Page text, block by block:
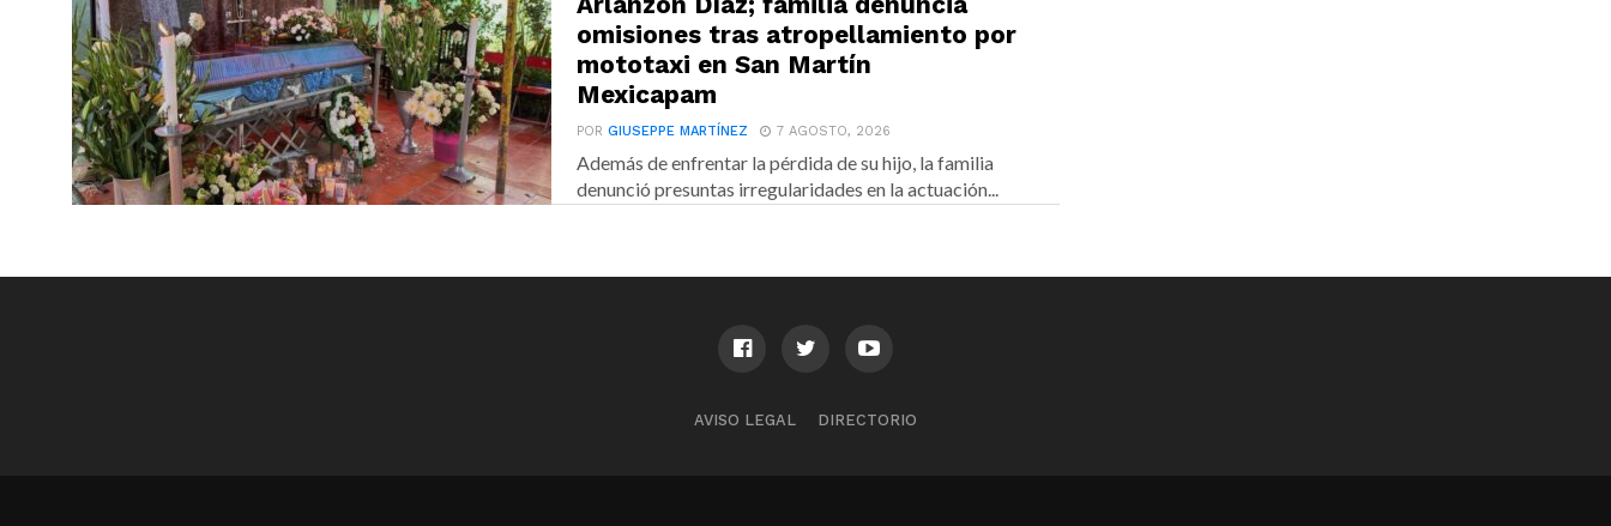
omisiones tras atropellamiento por
mototaxi en San Martín
Mexicapam
PORGIUSEPPE MARTÍNEZ 7 AGOSTO, 2026
Además de enfrentar la pérdida de su hijo, la familia
denunció presuntas irregularidades en la actuación...
AVISO LEGAL DIRECTORIO